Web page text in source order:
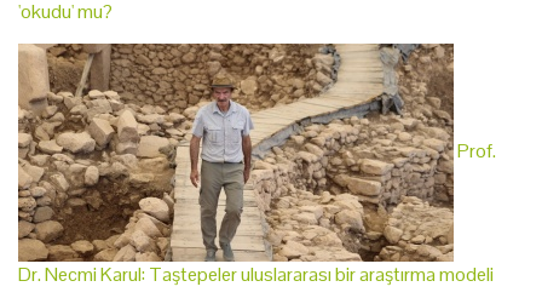
'okudu' mu?
Prof.
Dr. Necmi Karul: Taştepeler uluslararası bir araştırma modeli